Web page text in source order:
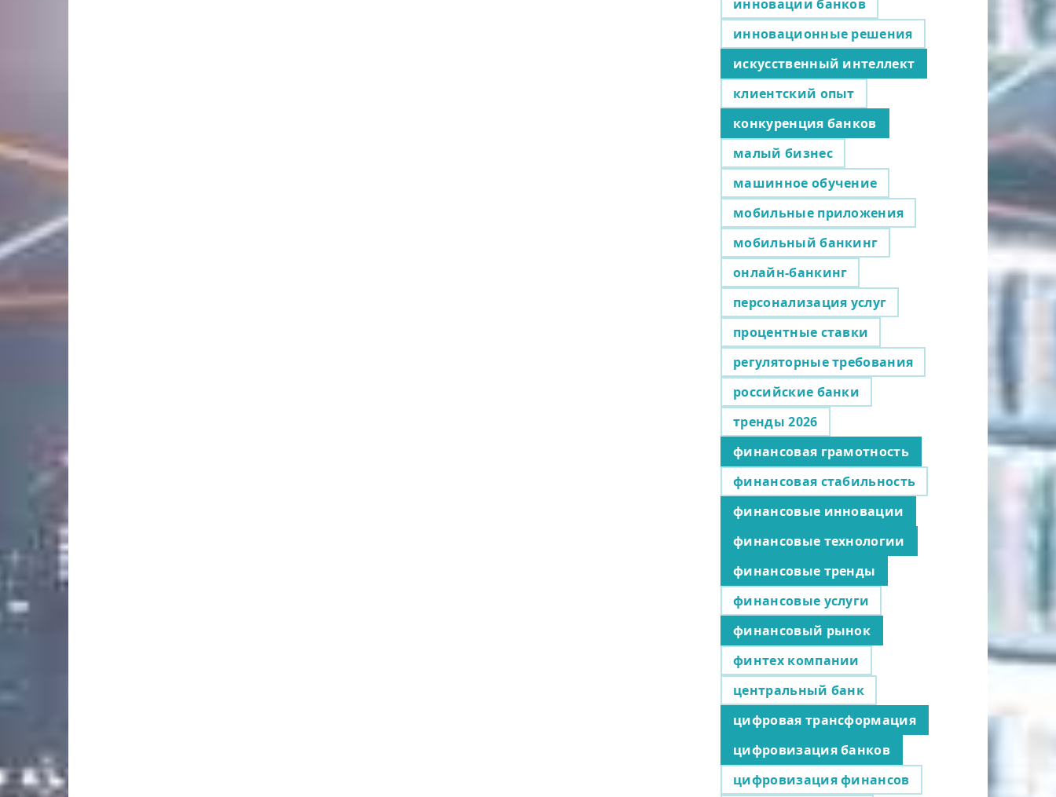
инновации банков
инновационные решения
искусственный интеллект
клиентский опыт
конкуренция банков
малый бизнес
машинное обучение
мобильные приложения
мобильный банкинг
онлайн-банкинг
персонализация услуг
процентные ставки
регуляторные требования
российские банки
тренды 2026
финансовая грамотность
финансовая стабильность
финансовые инновации
финансовые технологии
финансовые тренды
финансовые услуги
финансовый рынок
финтех компании
центральный банк
цифровая трансформация
цифровизация банков
цифровизация финансов